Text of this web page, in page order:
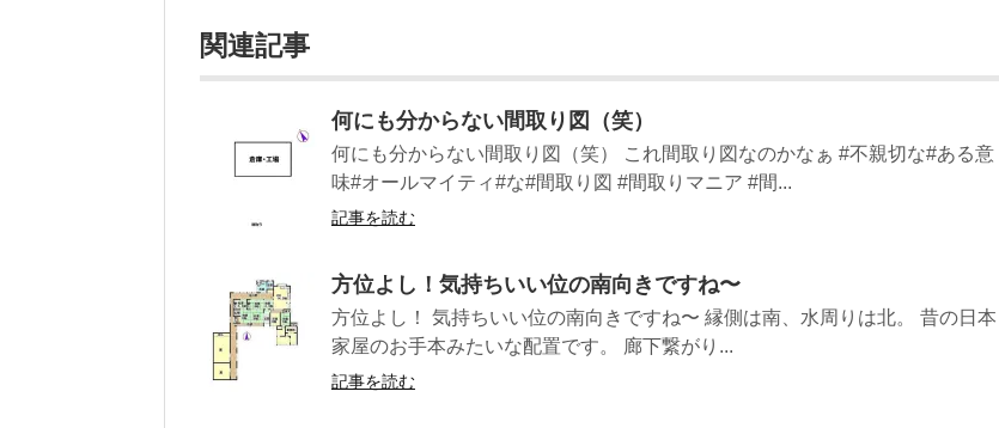
関連記事
何にも分からない間取り図（笑）
何にも分からない間取り図（笑） これ間取り図なのかなぁ #不親切な#ある意
味#オールマイティ#な#間取り図 #間取りマニア #間...
記事を読む
方位よし！気持ちいい位の南向きですね〜
方位よし！ 気持ちいい位の南向きですね〜 縁側は南、水周りは北。 昔の日本
家屋のお手本みたいな配置です。 廊下繋がり...
記事を読む